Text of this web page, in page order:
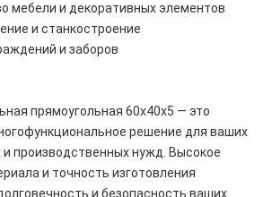
мебели и декоративных элементов
и станкостроение
и заборов
прямоугольная 60х40х5 — это
решение для ваших
и производственных нужд. Высокое
и точность изготовления
и безопасность ваших